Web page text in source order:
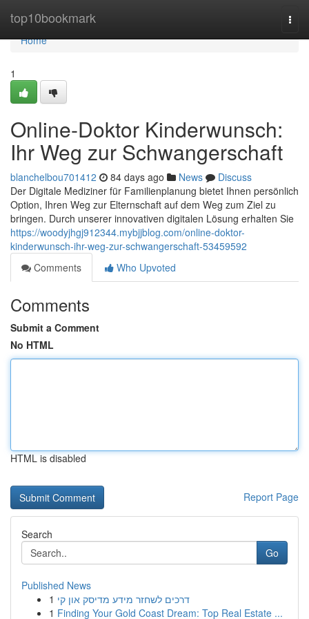
top10bookmark
Home
Home
1
Online-Doktor Kinderwunsch:
Ihr Weg zur Schwangerschaft
blanchelbou701412 84 days ago News
Discuss
Der Digitale Mediziner für Familienplanung bietet Ihnen persönlich
Option, Ihren Weg zur Elternschaft auf dem Weg zum Ziel zu
bringen. Durch unserer innovativen digitalen Lösung erhalten Sie
https://woodyjhgj912344.mybjjblog.com/online-doktor-
kinderwunsch-ihr-weg-zur-schwangerschaft-53459592
Comments
Who Upvoted
Comments
Submit a Comment
No HTML
HTML is disabled
Report Page
Search
Go
Published News
1 דרכים לשחזר מידע מדיסק און קי
1 Finding Your Gold Coast Dream: Top Real Estate ...